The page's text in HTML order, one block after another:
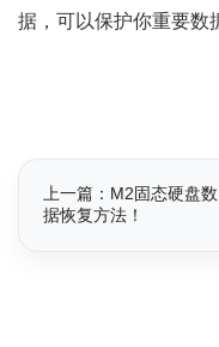
据，可以保护你重要数
上一篇：M2固态硬盘数
据恢复方法！